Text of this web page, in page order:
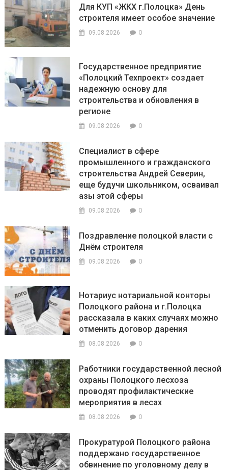
Для КУП «ЖКХ г.Полоцка» День
строителя имеет особое значение
09.08.2026 0
Государственное предприятие
«Полоцкий Техпроект» создает
надежную основу для
строительства и обновления в
регионе
09.08.2026 0
Специалист в сфере
промышленного и гражданского
строительства Андрей Северин,
еще будучи школьником, осваивал
азы этой сферы
09.08.2026 0
Поздравление полоцкой власти с
Днём строителя
09.08.2026 0
Нотариус нотариальной конторы
Полоцкого района и г.Полоцка
рассказала в каких случаях можно
отменить договор дарения
08.08.2026 0
Работники государственной лесной
охраны Полоцкого лесхоза
проводят профилактические
мероприятия в лесах
08.08.2026 0
Прокуратурой Полоцкого района
поддержано государственное
обвинение по уголовному делу в